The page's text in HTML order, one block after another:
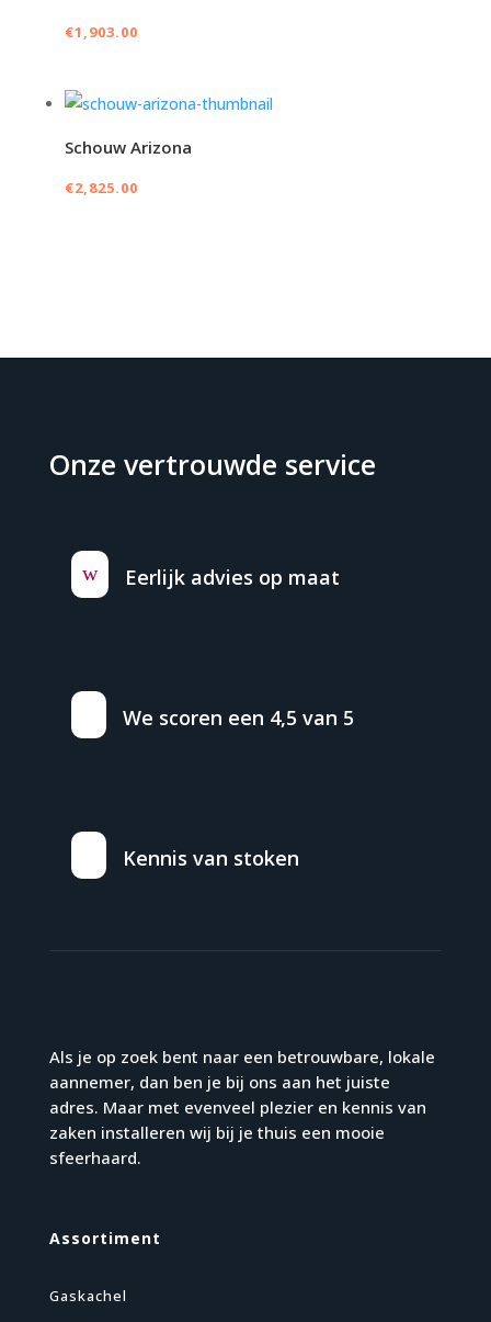
€1,903.00
Schouw Arizona
€2,825.00
Onze vertrouwde service
w Eerlijk advies op maat
We scoren een 4,5 van 5
Kennis van stoken
Als je op zoek bent naar een betrouwbare, lokale
aannemer, dan ben je bij ons aan het juiste
adres. Maar met evenveel plezier en kennis van
zaken installeren wij bij je thuis een mooie
sfeerhaard.
Assortiment
Gaskachel